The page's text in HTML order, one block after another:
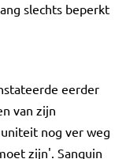
slechts beperkt
eerder
van zijn
nog ver weg
zijn'. Sanquin